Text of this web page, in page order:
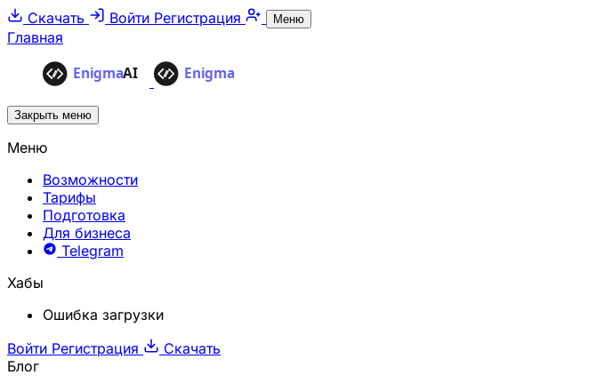
Скачать
Войти Регистрация Меню
Главная
Закрыть меню
Меню
Возможности
Тарифы
Подготовка
Для бизнеса
Telegram
Хабы
Ошибка загрузки
Войти Регистрация
Скачать
Блог